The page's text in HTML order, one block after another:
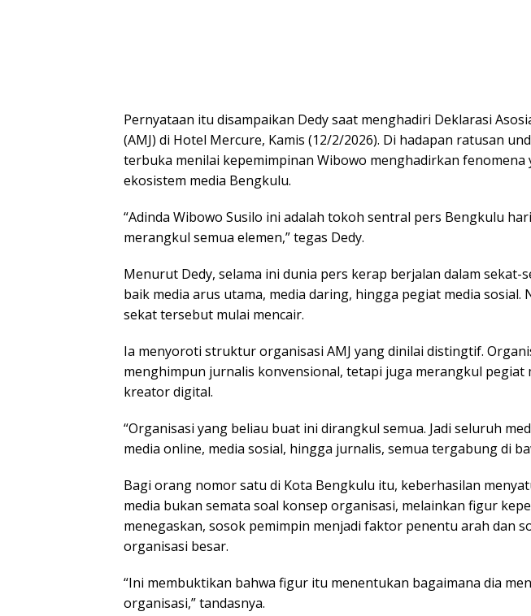
Pernyataan itu disampaikan Dedy saat menghadiri Deklarasi
(AMJ) di Hotel Mercure, Kamis (12/2/2026). Di hadapan ratusan
terbuka menilai kepemimpinan Wibowo menghadirkan fenomena
ekosistem media Bengkulu.
“Adinda Wibowo Susilo ini adalah tokoh sentral pers Bengkulu
merangkul semua elemen,” tegas Dedy.
Menurut Dedy, selama ini dunia pers kerap berjalan dalam sekat-
baik media arus utama, media daring, hingga pegiat media sosial.
sekat tersebut mulai mencair.
Ia menyoroti struktur organisasi AMJ yang dinilai distingtif.
menghimpun jurnalis konvensional, tetapi juga merangkul pegiat
kreator digital.
“Organisasi yang beliau buat ini dirangkul semua. Jadi seluruh
media online, media sosial, hingga jurnalis, semua tergabung di
Bagi orang nomor satu di Kota Bengkulu itu, keberhasilan
media bukan semata soal konsep organisasi, melainkan figur
menegaskan, sosok pemimpin menjadi faktor penentu arah dan
organisasi besar.
“Ini membuktikan bahwa figur itu menentukan bagaimana dia
organisasi,” tandasnya.